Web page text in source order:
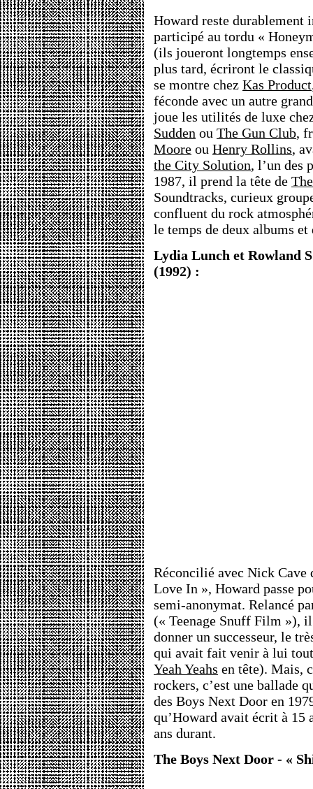
Howard reste durablement
participé au tordu «
(ils joueront longtemps
plus tard, écriront le
se montre chez Kas Product
féconde avec un autre
joue les utilités de luxe
Sudden ou The Gun Club,
Moore ou Henry Rollins,
the City Solution, l’un des
1987, il prend la tête de
Soundtracks, curieux
confluent du rock
le temps de deux albums et
Lydia Lunch et Rowland
(1992) :
Réconcilié avec Nick
Love In », Howard passe
semi-anonymat. Relancé
(« Teenage Snuff Film »),
donner un successeur, le
qui avait fait venir à lui
Yeah Yeahs en tête). Mais,
rockers, c’est une ballade
des Boys Next Door en
qu’Howard avait écrit à 15
ans durant.
The Boys Next Door - «